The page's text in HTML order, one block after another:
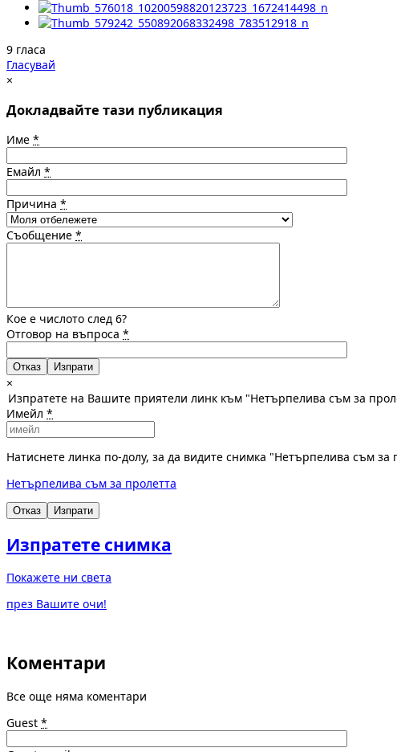
9 гласа
Гласувай
×
Докладвайте тази публикация
Име *
Емайл *
Причина *
Съобщение *
Кое е числото след 6?
Отговор на въпроса *
Отказ
×
Изпратете на Вашите приятели линк към "Нетърпелива съм за
Имейл *
Натиснете линка по-долу, за да видите снимка "Нетърпелива съм за
Нетърпелива съм за пролетта
Отказ Изпрати
Изпратете снимка
Покажете ни света
през Вашите очи!
Коментари
Все още няма коментари
Guest *